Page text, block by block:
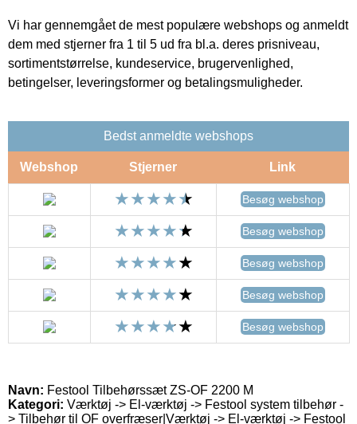
Vi har gennemgået de mest populære webshops og anmeldt
dem med stjerner fra 1 til 5 ud fra bl.a. deres prisniveau,
sortimentstørrelse, kundeservice, brugervenlighed,
betingelser, leveringsformer og betalingsmuligheder.
Bedst anmeldte webshops
Webshop Stjerner Link
Besøg webshop
Besøg webshop
Besøg webshop
Besøg webshop
Besøg webshop
Navn: Festool Tilbehørssæt ZS-OF 2200 M
Kategori: Værktøj -> El-værktøj -> Festool system tilbehør -
> Tilbehør til OF overfræser|Værktøj -> El-værktøj -> Festool